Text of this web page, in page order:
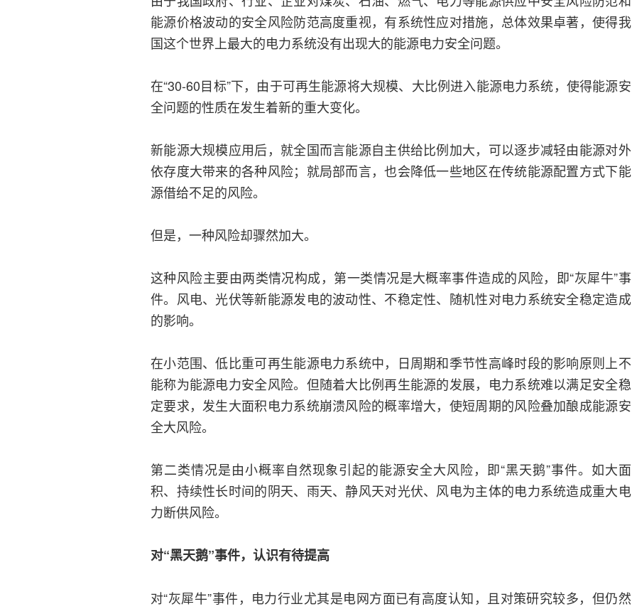
能源价格波动的安全风险防范高度重视，有系统性应对措施，总体效果卓著，使得我
国这个世界上最大的电力系统没有出现大的能源电力安全问题。
在“30-60目标”下，由于可再生能源将大规模、大比例进入能源电力系统，使得能源安
全问题的性质在发生着新的重大变化。
新能源大规模应用后，就全国而言能源自主供给比例加大，可以逐步减轻由能源对外
依存度大带来的各种风险；就局部而言，也会降低一些地区在传统能源配置方式下能
源借给不足的风险。
但是，一种风险却骤然加大。
这种风险主要由两类情况构成，第一类情况是大概率事件造成的风险，即“灰犀牛”事
件。风电、光伏等新能源发电的波动性、不稳定性、随机性对电力系统安全稳定造成
的影响。
在小范围、低比重可再生能源电力系统中，日周期和季节性高峰时段的影响原则上不
能称为能源电力安全风险。但随着大比例再生能源的发展，电力系统难以满足安全稳
定要求，发生大面积电力系统崩溃风险的概率增大，使短周期的风险叠加酿成能源安
全大风险。
第二类情况是由小概率自然现象引起的能源安全大风险，即“黑天鹅”事件。如大面
积、持续性长时间的阴天、雨天、静风天对光伏、风电为主体的电力系统造成重大电
力断供风险。
对“黑天鹅”事件，认识有待提高
对“灰犀牛”事件，电力行业尤其是电网方面已有高度认知，且对策研究较多，但仍然